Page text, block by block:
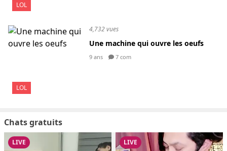
LOL
LOL
4,732 vues
Une machine qui ouvre les oeufs
9 ans 7 com
Chats gratuits